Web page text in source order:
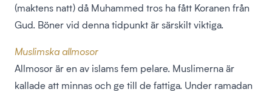
(maktens natt) då Muhammed tros ha fått Koranen från
Gud. Böner vid denna tidpunkt är särskilt viktiga.
Muslimska allmosor
Allmosor är en av islams fem pelare. Muslimerna är
kallade att minnas och ge till de fattiga. Under ramadan